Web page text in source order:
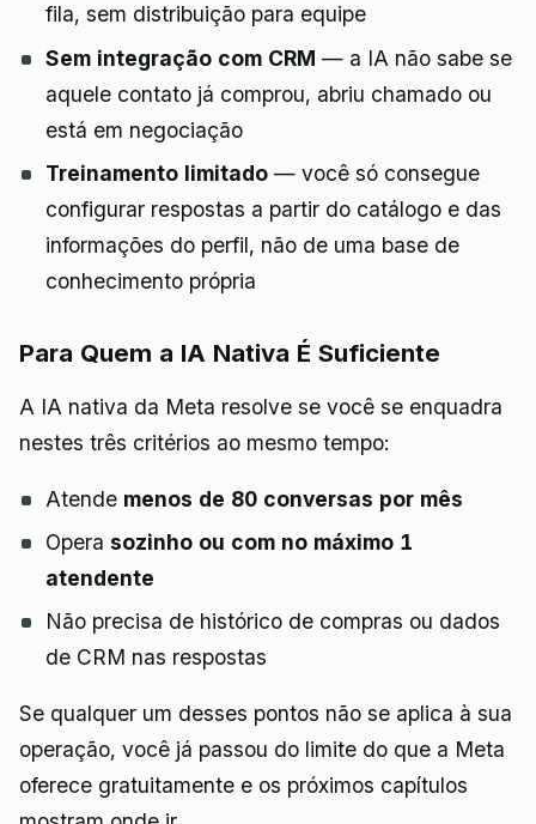
fila, sem distribuição para equipe
Sem integração com CRM — a IA não sabe se
aquele contato já comprou, abriu chamado ou
está em negociação
Treinamento limitado— você só consegue
configurar respostas a partir do catálogo e das
informações do perfil, não de uma base de
conhecimento própria
Para Quem a IA Nativa É Suficiente
A IA nativa da Meta resolve se você se enquadra
nestes três critérios ao mesmo tempo:
Atende menos de 80 conversas por mês
Opera sozinho ou com no máximo 1
atendente
Não precisa de histórico de compras ou dados
de CRM nas respostas
Se qualquer um desses pontos não se aplica à sua
operação, você já passou do limite do que a Meta
oferece gratuitamente e os próximos capítulos